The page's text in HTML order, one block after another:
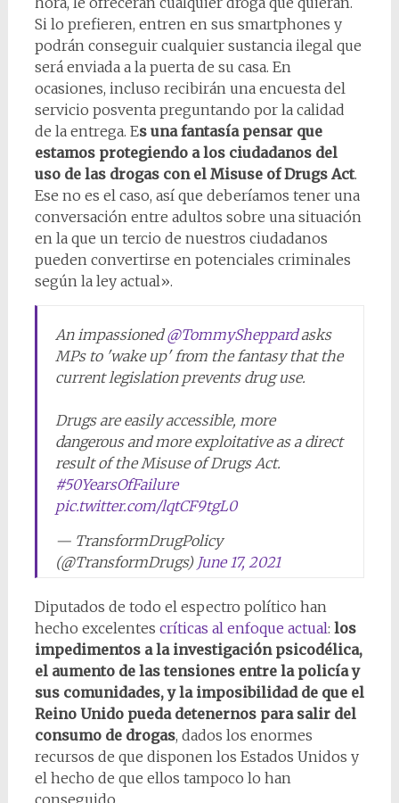
Si lo prefieren, entren en sus smartphones y
podrán conseguir cualquier sustancia ilegal que
será enviada a la puerta de su casa. En
ocasiones, incluso recibirán una encuesta del
servicio posventa preguntando por la calidad
de la entrega. Es una fantasía pensar que
estamos protegiendo a los ciudadanos del
uso de las drogas con el Misuse of Drugs Act.
Ese no es el caso, así que deberíamos tener una
conversación entre adultos sobre una situación
en la que un tercio de nuestros ciudadanos
pueden convertirse en potenciales criminales
según la ley actual».
An impassioned@TommySheppardasks
MPs to 'wake up' from the fantasy that the
current legislation prevents drug use.
Drugs are easily accessible, more
dangerous and more exploitative as a direct
result of the Misuse of Drugs Act.
#50YearsOfFailure
pic.twitter.com/lqtCF9tgL0
— TransformDrugPolicy
(@TransformDrugs) June 17, 2021
Diputados de todo el espectro político han
hecho excelentes críticas al enfoque actual: los
impedimentos a la investigación psicodélica,
el aumento de las tensiones entre la policía y
sus comunidades, y la imposibilidad de que el
Reino Unido pueda detenernos para salir del
consumo de drogas, dados los enormes
recursos de que disponen los Estados Unidos y
el hecho de que ellos tampoco lo han
conseguido.